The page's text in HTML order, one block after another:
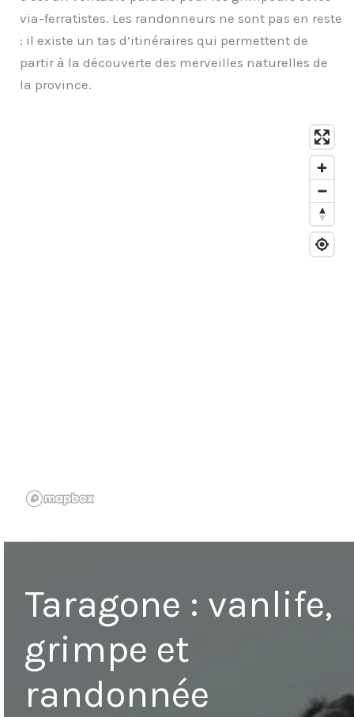
via-ferratistes. Les randonneurs ne sont pas en reste
: il existe un tas d’itinéraires qui permettent de
partir à la découverte des merveilles naturelles de
la province.
Taragone : vanlife,
grimpe et
randonnée